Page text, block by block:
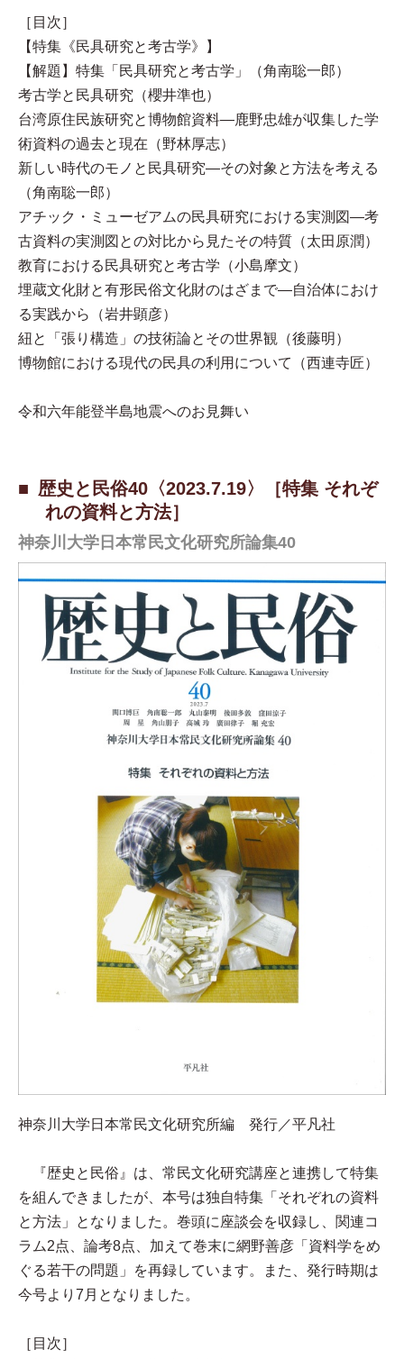
［目次］
【特集《民具研究と考古学》】
【解題】特集「民具研究と考古学」（角南聡一郎）
考古学と民具研究（櫻井準也）
台湾原住民族研究と博物館資料—鹿野忠雄が収集した学
術資料の過去と現在（野林厚志）
新しい時代のモノと民具研究—その対象と方法を考える
（角南聡一郎）
アチック・ミューゼアムの民具研究における実測図—考
古資料の実測図との対比から見たその特質（太田原潤）
教育における民具研究と考古学（小島摩文）
埋蔵文化財と有形民俗文化財のはざまで—自治体におけ
る実践から（岩井顕彦）
紐と「張り構造」の技術論とその世界観（後藤明）
博物館における現代の民具の利用について（西連寺匠）
令和六年能登半島地震へのお見舞い
歴史と民俗40〈2023.7.19〉［特集 それぞ
れの資料と方法］
神奈川大学日本常民文化研究所論集40
神奈川大学日本常民文化研究所編 発行／平凡社
『歴史と民俗』は、常民文化研究講座と連携して特集
を組んできましたが、本号は独自特集「それぞれの資料
と方法」となりました。巻頭に座談会を収録し、関連コ
ラム2点、論考8点、加えて巻末に網野善彦「資料学をめ
ぐる若干の問題」を再録しています。また、発行時期は
今号より7月となりました。
［目次］